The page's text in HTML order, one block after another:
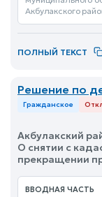
Акбулакского
ПОЛНЫЙ ТЕКСТ
Решение по
Гражданское
Акбулакский
О снятии с
прекращении
ВВОДНАЯ ЧАСТЬ